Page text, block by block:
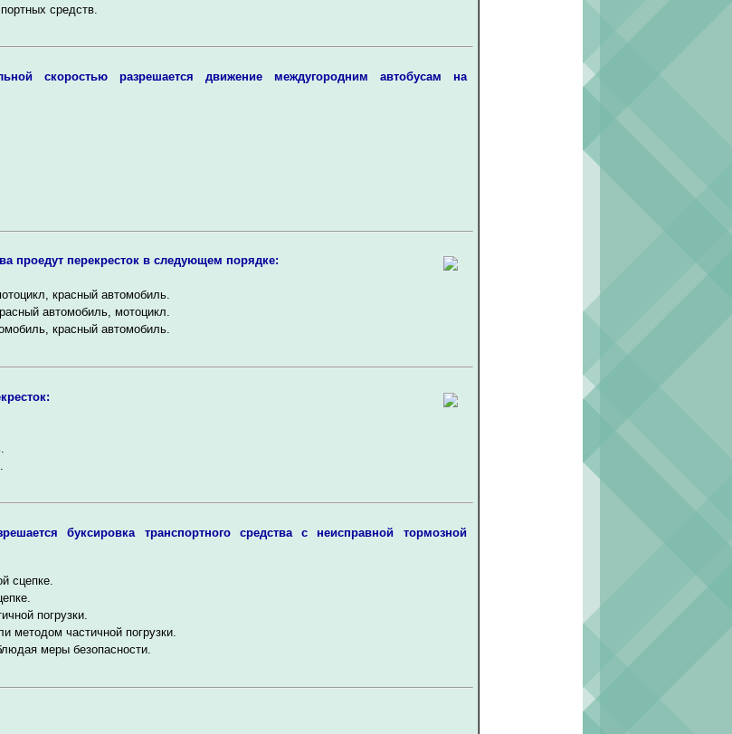
средств.
скоростью разрешается движение междугородним автобусам на
проедут перекресток в следующем порядке:
красный автомобиль.
автомобиль, мотоцикл.
красный автомобиль.
буксировка транспортного средства с неисправной тормозной
сцепке.
погрузки.
методом частичной погрузки.
меры безопасности.